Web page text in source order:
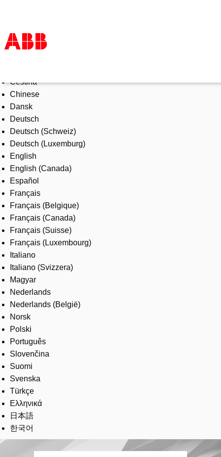
Products & Solutions
Industries
Services
About us
Where to buy
Contact us
Careers
Čeština
Chinese
Dansk
Deutsch
Deutsch (Schweiz)
Deutsch (Luxemburg)
English
English (Canada)
Español
Français
Français (Belgique)
Français (Canada)
Français (Suisse)
Français (Luxembourg)
Italiano
Italiano (Svizzera)
Magyar
Nederlands
Nederlands (België)
Norsk
Polski
Português
Slovenčina
Suomi
Svenska
Türkçe
Ελληνικά
日本語
한국어